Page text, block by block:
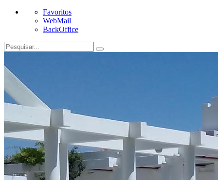
Favoritos
WebMail
BackOffice